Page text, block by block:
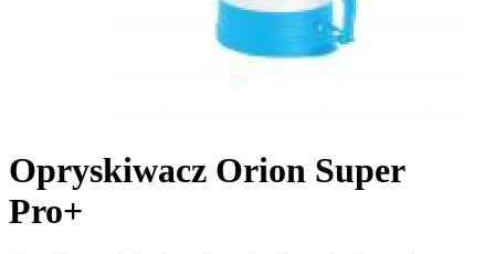
Opryskiwacz Orion Super
Pro+